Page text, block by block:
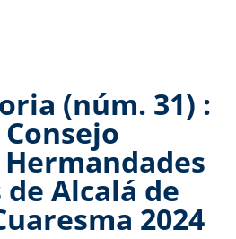
(núm. 31) :
Alcalá de
2024